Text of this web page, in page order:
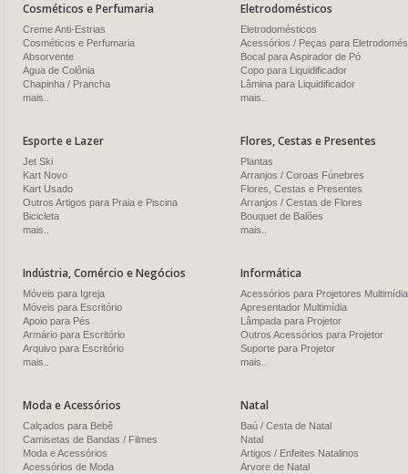
Cosméticos e Perfumaria
Creme Anti-Estrias
Cosméticos e Perfumaria
Absorvente
Água de Colônia
Chapinha / Prancha
mais..
Eletrodomésticos
Eletrodomésticos
Acessórios / Peças para
Bocal para Aspirador de Pó
Copo para Liquidificador
Lâmina para Liquidificador
mais..
Esporte e Lazer
Jet Ski
Kart Novo
Kart Usado
Outros Artigos para Praia e Piscina
Bicicleta
mais..
Flores, Cestas e Presentes
Plantas
Arranjos / Coroas Fúnebres
Flores, Cestas e Presentes
Arranjos / Cestas de Flores
Bouquet de Balões
mais..
Indústria, Comércio e Negócios
Móveis para Igreja
Móveis para Escritório
Apoio para Pés
Armário para Escritório
Arquivo para Escritório
mais..
Informática
Acessórios para Projetores Multimídia
Apresentador Multimídia
Lâmpada para Projetor
Outros Acessórios para Projetor
Suporte para Projetor
mais..
Moda e Acessórios
Calçados para Bebê
Camisetas de Bandas / Filmes
Moda e Acessórios
Acessórios de Moda
Natal
Baú / Cesta de Natal
Natal
Artigos / Enfeites Natalinos
Árvore de Natal